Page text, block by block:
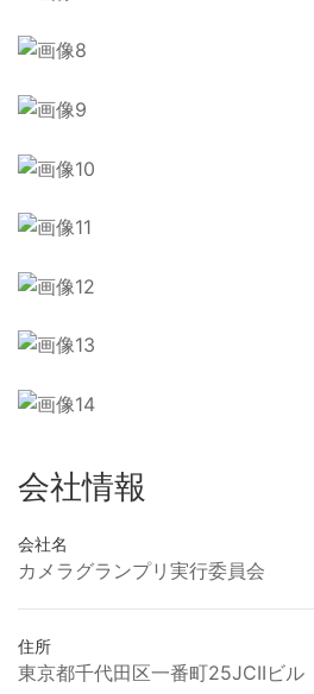
会社情報
会社名
カメラグランプリ実行委員会
住所
東京都千代田区一番町25JCIIビ